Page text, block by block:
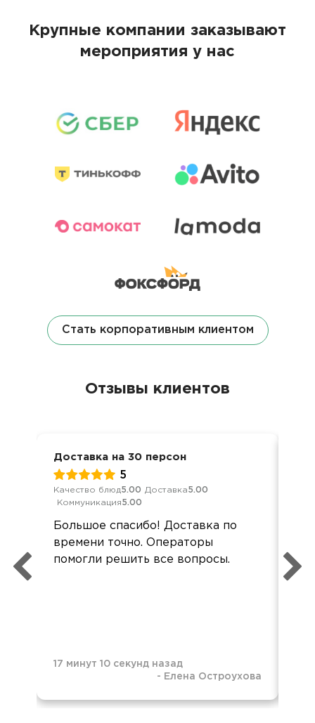
Крупные компании заказывают
мероприятия у нас
Стать корпоративным клиентом
Отзывы клиентов
Доставка на 30 персон
5
Качество блюд5.00 Доставка5.00
Коммуникация5.00
Большое спасибо! Доставка по
времени точно. Операторы
помогли решить все вопросы.
17 минут 10 секунд назад
- Елена Остроухова